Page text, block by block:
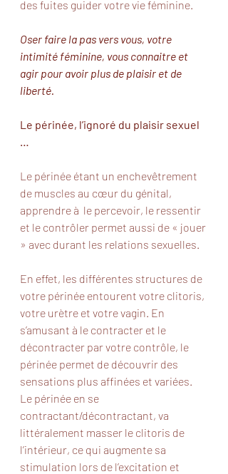
des fuites guider votre vie féminine.
Oser faire la pas vers vous, votre
intimité féminine, vous connaitre et
agir pour avoir plus de plaisir et de
liberté.
Le périnée, l’ignoré du plaisir sexuel
…
Le périnée étant un enchevêtrement
de muscles au cœur du génital,
apprendre à  le percevoir, le ressentir
et le contrôler permet aussi de « jouer
» avec durant les relations sexuelles.
En effet, les différentes structures de
votre périnée entourent votre clitoris,
votre urètre et votre vagin. En
s’amusant à le contracter et le
décontracter par votre contrôle, le
périnée permet de découvrir des
sensations plus affinées et variées.
Le périnée en se
contractant/décontractant, va
littéralement masser le clitoris de
l’intérieur, ce qui augmente sa
stimulation lors de l’excitation et